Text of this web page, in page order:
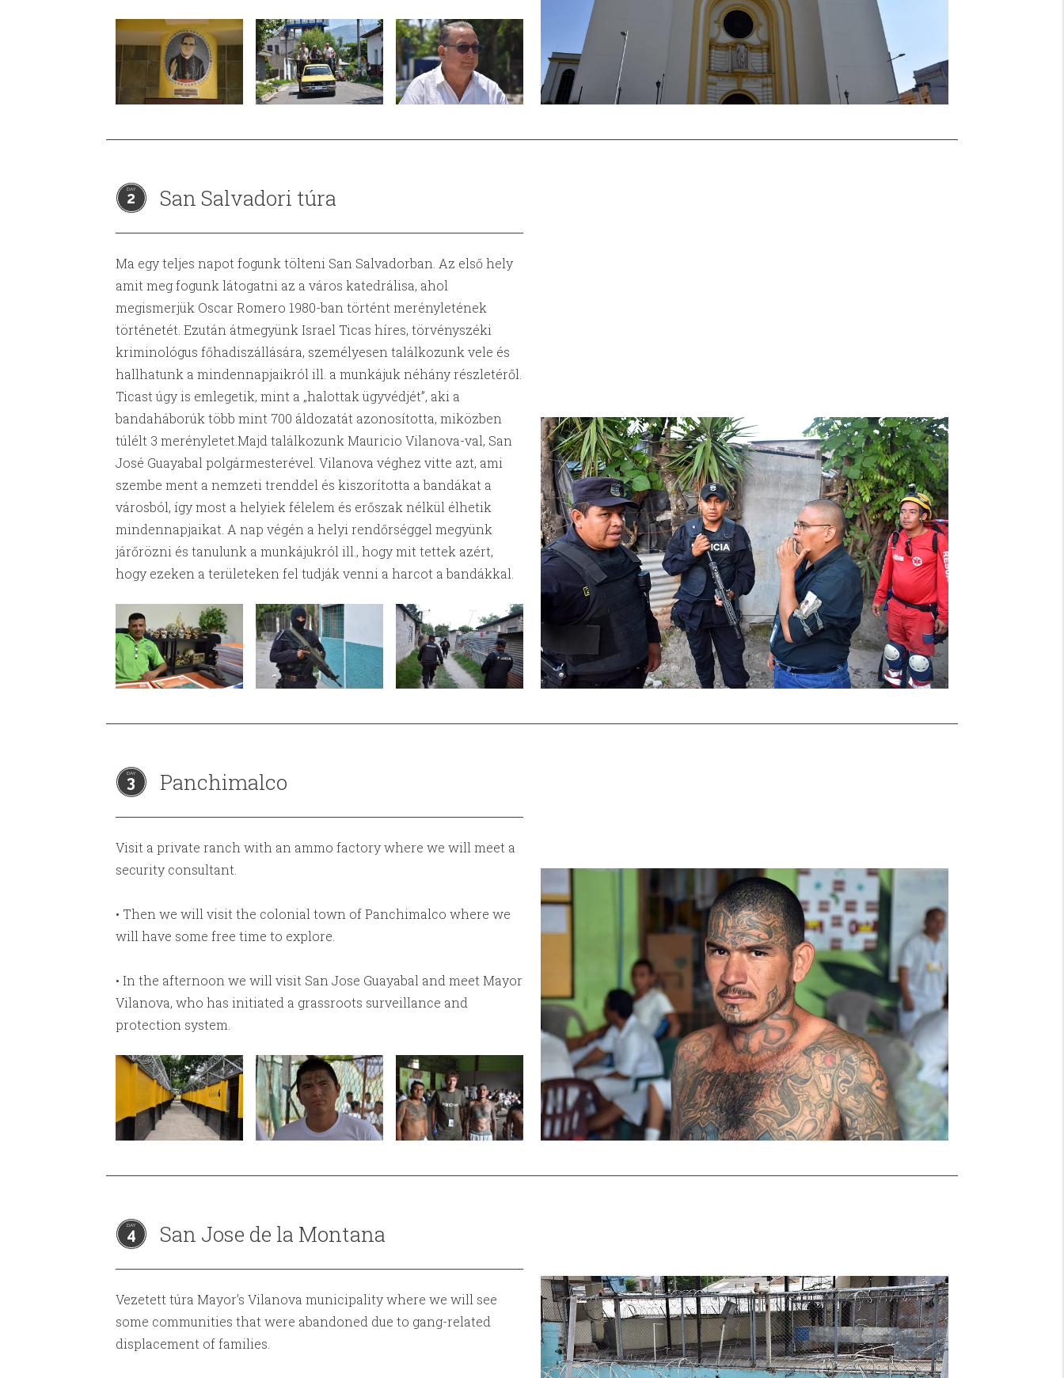
2 San Salvadori túra
Ma egy teljes napot fogunk tölteni San Salvadorban. Az első hely
amit meg fogunk látogatni az a város katedrálisa, ahol
megismerjük Oscar Romero 1980-ban történt merényletének
történetét. Ezután átmegyünk Israel Ticas híres, törvényszéki
kriminológus főhadiszállására, személyesen találkozunk vele és
hallhatunk a mindennapjaikról ill. a munkájuk néhány részletéről.
Ticast úgy is emlegetik, mint a „halottak ügyvédjét”, aki a
bandaháborúk több mint 700 áldozatát azonosította, miközben
túlélt 3 merényletet.Majd találkozunk Mauricio Vilanova-val, San
José Guayabal polgármesterével. Vilanova véghez vitte azt, ami
szembe ment a nemzeti trenddel és kiszorította a bandákat a
városból, így most a helyiek félelem és erőszak nélkül élhetik
mindennapjaikat. A nap végén a helyi rendőrséggel megyünk
járőrözni és tanulunk a munkájukról ill., hogy mit tettek azért,
hogy ezeken a területeken fel tudják venni a harcot a bandákkal.
3 Panchimalco
Visit a private ranch with an ammo factory where we will meet a
security consultant.
• Then we will visit the colonial town of Panchimalco where we
will have some free time to explore.
• In the afternoon we will visit San Jose Guayabal and meet Mayor
Vilanova, who has initiated a grassroots surveillance and
protection system.
4 San Jose de la Montana
Vezetett túra Mayor’s Vilanova municipality where we will see
some communities that were abandoned due to gang-related
displacement of families.